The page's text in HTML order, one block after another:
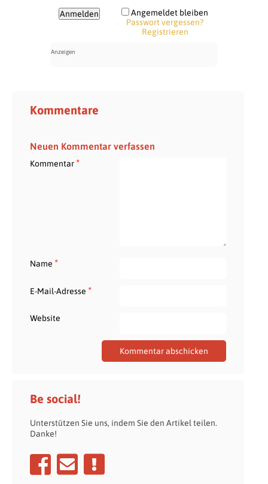
Angemeldet bleiben
Passwort vergessen?
Registrieren
Kommentare
Neuen Kommentar verfassen
Kommentar*
Name *
E-Mail-Adresse *
Website
Be social!
Unterstützen Sie uns, indem Sie den Artikel teilen.
Danke!